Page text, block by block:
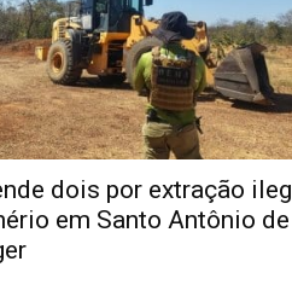
dois por extração
em Santo Antônio de